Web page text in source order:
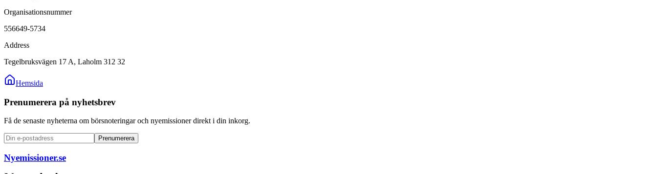
Organisationsnummer
556649-5734
Address
Tegelbruksvägen 17 A, Laholm 312 32
Hemsida
Prenumerera på nyhetsbrev
Få de senaste nyheterna om börsnoteringar och nyemissioner direkt i din inkorg.
Prenumerera
Nyemissioner.se